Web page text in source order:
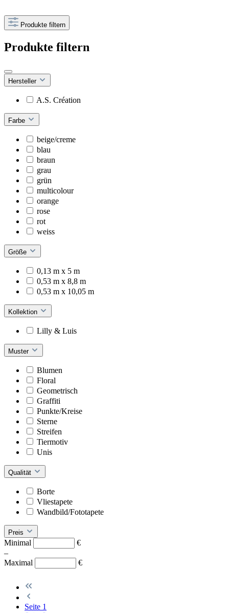
Produkte filtern
Produkte filtern
Hersteller
A.S. Création
Farbe
beige/creme
blau
braun
grau
grün
multicolour
orange
rose
rot
weiss
Größe
0,13 m x 5 m
0,53 m x 8,8 m
0,53 m x 10,05 m
Kollektion
Lilly & Luis
Muster
Blumen
Floral
Geometrisch
Graffiti
Punkte/Kreise
Sterne
Streifen
Tiermotiv
Unis
Qualität
Borte
Vliestapete
Wandbild/Fototapete
Preis
Minimal
€
–
Maximal
€
Seite 1